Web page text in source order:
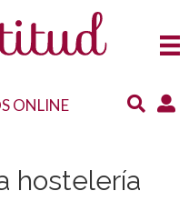
ONLINE
hostelería